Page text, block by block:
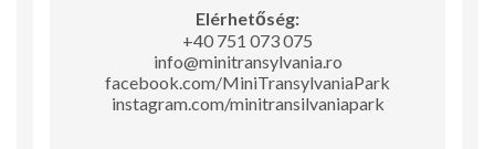
Elérhetőség:
+40 751 073 075
info@minitransylvania.ro
facebook.com/MiniTransylvaniaPark
instagram.com/minitransilvaniapark